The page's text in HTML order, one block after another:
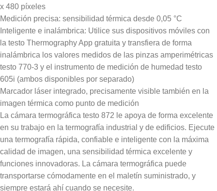
x 480 píxeles
Medición precisa: sensibilidad térmica desde 0,05 °C
Inteligente e inalámbrica: Utilice sus dispositivos móviles con
la testo Thermography App gratuita y transfiera de forma
inalámbrica los valores medidos de las pinzas amperimétricas
testo 770-3 y el instrumento de medición de humedad testo
605i (ambos disponibles por separado)
Marcador láser integrado, precisamente visible también en la
imagen térmica como punto de medición
La cámara termográfica testo 872 le apoya de forma excelente
en su trabajo en la termografía industrial y de edificios. Ejecute
una termografía rápida, confiable e inteligente con la máxima
calidad de imagen, una sensibilidad térmica excelente y
funciones innovadoras. La cámara termográfica puede
transportarse cómodamente en el maletín suministrado, y
siempre estará ahí cuando se necesite.